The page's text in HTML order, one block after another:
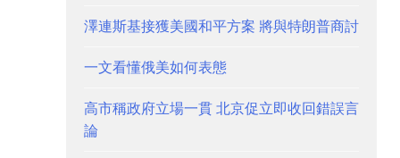
澤連斯基接獲美國和平方案 將與特朗普商討
一文看懂俄美如何表態
高市稱政府立場一貫 北京促立即收回錯誤言
論